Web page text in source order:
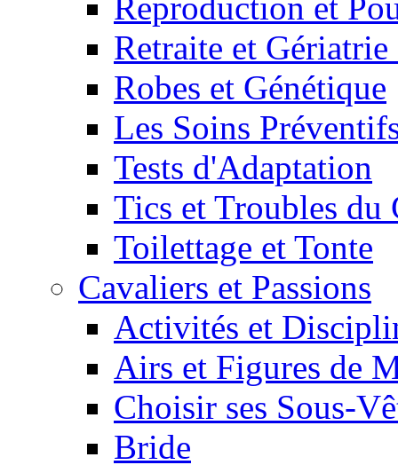
Retraite et
Robes et Génétique
Les Soins
Tests d'Adaptation
Tics et Troubles du
Toilettage et Tonte
Cavaliers et Passions
Activités et
Airs et Figures de
Choisir ses Sous-
Bride